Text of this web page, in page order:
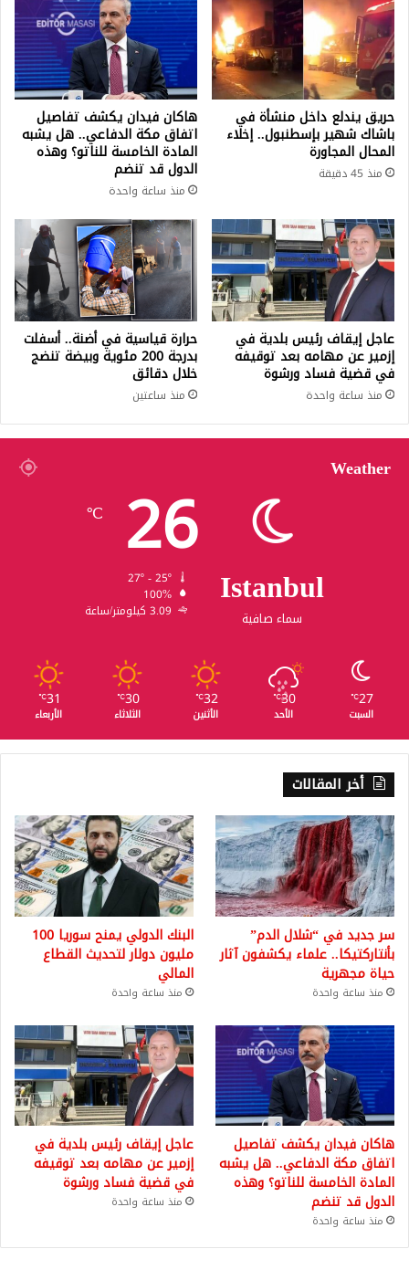
حريق يندلع داخل منشأة في
باشاك شهير بإسطنبول.. إخلاء
المحال المجاورة
منذ 45 دقيقة
هاكان فيدان يكشف تفاصيل
اتفاق مكة الدفاعي.. هل يشبه
المادة الخامسة للناتو؟ وهذه
الدول قد تنضم
منذ ساعة واحدة
عاجل إيقاف رئيس بلدية في
إزمير عن مهامه بعد توقيفه
في قضية فساد ورشوة
منذ ساعة واحدة
حرارة قياسية في أضنة.. أسفلت
بدرجة 200 مئوية وبيضة تنضج
خلال دقائق
منذ ساعتين
Weather
Istanbul
سماء صافية
26
℃
100%
3.09 كيلومتر/ساعة
27
℃
السبت
30
℃
الأحد
32
℃
الأثنين
30
℃
الثلاثاء
31
℃
الأربعاء
أخر المقالات
سر جديد في “شلال الدم”
بأنتاركتيكا.. علماء يكشفون آثار
حياة مجهرية
منذ ساعة واحدة
البنك الدولي يمنح سوريا 100
مليون دولار لتحديث القطاع
المالي
منذ ساعة واحدة
هاكان فيدان يكشف تفاصيل
اتفاق مكة الدفاعي.. هل يشبه
المادة الخامسة للناتو؟ وهذه
الدول قد تنضم
منذ ساعة واحدة
عاجل إيقاف رئيس بلدية في
إزمير عن مهامه بعد توقيفه
في قضية فساد ورشوة
منذ ساعة واحدة